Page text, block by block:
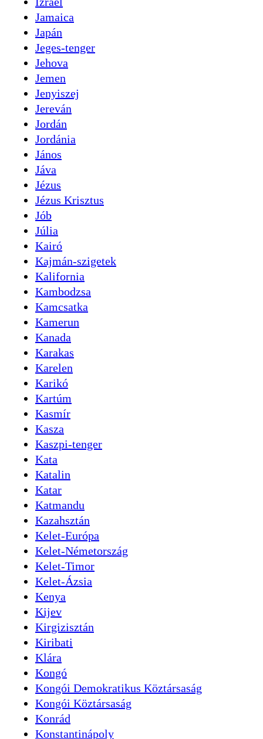
Jamaica
Japán
Jeges-tenger
Jehova
Jemen
Jenyiszej
Jereván
Jordán
Jordánia
János
Jáva
Jézus
Jézus Krisztus
Jób
Júlia
Kairó
Kajmán-szigetek
Kalifornia
Kambodzsa
Kamcsatka
Kamerun
Kanada
Karakas
Karelen
Karikó
Kartúm
Kasmír
Kasza
Kaszpi-tenger
Kata
Katalin
Katar
Katmandu
Kazahsztán
Kelet-Európa
Kelet-Németország
Kelet-Timor
Kelet-Ázsia
Kenya
Kijev
Kirgizisztán
Kiribati
Klára
Kongó
Kongói Demokratikus Köztársaság
Kongói Köztársaság
Konrád
Konstantinápoly